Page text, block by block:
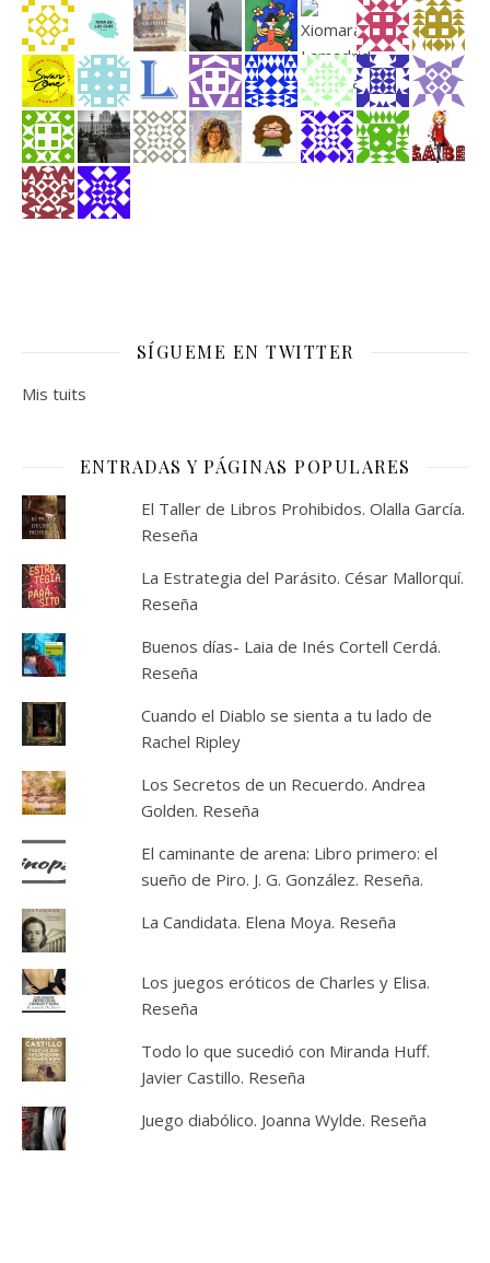
SÍGUEME EN TWITTER
Mis tuits
ENTRADAS Y PÁGINAS POPULARES
El Taller de Libros Prohibidos. Olalla García.
Reseña
La Estrategia del Parásito. César Mallorquí.
Reseña
Buenos días- Laia de Inés Cortell Cerdá.
Reseña
Cuando el Diablo se sienta a tu lado de
Rachel Ripley
Los Secretos de un Recuerdo. Andrea
Golden. Reseña
El caminante de arena: Libro primero: el
sueño de Piro. J. G. González. Reseña.
La Candidata. Elena Moya. Reseña
Los juegos eróticos de Charles y Elisa.
Reseña
Todo lo que sucedió con Miranda Huff.
Javier Castillo. Reseña
Juego diabólico. Joanna Wylde. Reseña